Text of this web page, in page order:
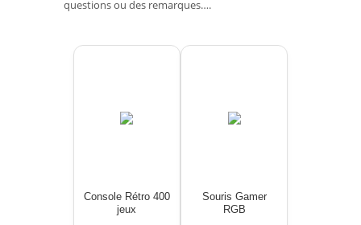
questions ou des remarques….
Console Rétro 400
jeux
Souris Gamer
RGB